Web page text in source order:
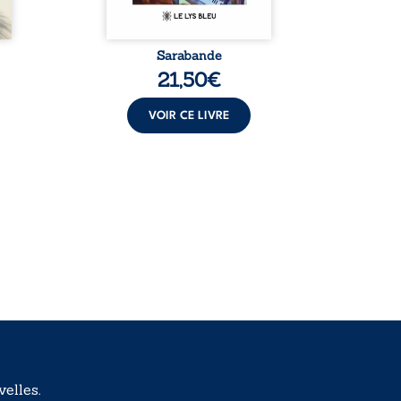
Sarabande
21,50€
VOIR CE LIVRE